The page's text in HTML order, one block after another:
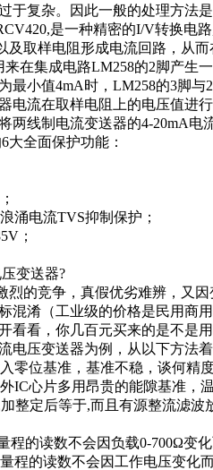
于复杂。因此一般的处理方法
是一种精密的I/V转换电
及取样电阻形成电流回路，从
在集成电路LM258的2脚产生
最小值4mA时，LM258的3脚
电流在取样电阻上的电压值进
两线制电流变送器的4-20mA
大全面保护功能：
涌电流TVS抑制保护；
；
变送器?
的竞争，真假优劣难辨，又
混淆（工业级的价格是民用商
看看，你几百元买来的是不是
电压变送器为例，从以下方法
零位基准，基准不稳，谈何精
IC心片多用昂贵的能隙基准，
整定后等于,而且有源整流滤
程的读数不会因负载0-700Ω变
程的读数不会因工作电压变化